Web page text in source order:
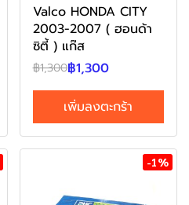
Valco HONDA CITY
2003-2007 ( ฮอนด้า
ซิตี้ ) แก๊ส
฿1,300฿1,300
เพิ่มลงตะกร้า
-1%